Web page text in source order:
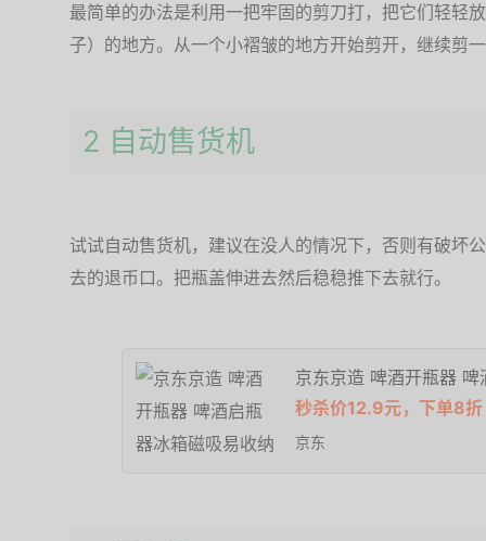
最简单的办法是利用一把牢固的剪刀打，把它们轻轻
子）的地方。从一个小褶皱的地方开始剪开，继续剪
2 自动售货机
试试自动售货机，建议在没人的情况下，否则有破坏
去的退币口。把瓶盖伸进去然后稳稳推下去就行。
京东京造 啤酒开瓶器
秒杀价12.9元，下单8
京东